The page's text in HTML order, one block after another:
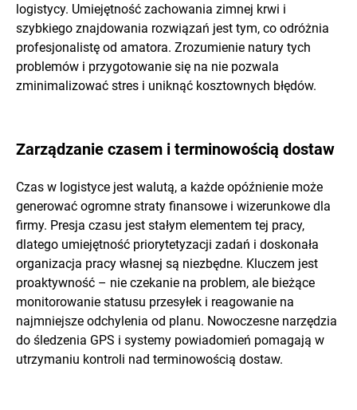
logistycy. Umiejętność zachowania zimnej krwi i
szybkiego znajdowania rozwiązań jest tym, co odróżnia
profesjonalistę od amatora. Zrozumienie natury tych
problemów i przygotowanie się na nie pozwala
zminimalizować stres i uniknąć kosztownych błędów.
Zarządzanie czasem i terminowością dostaw
Czas w logistyce jest walutą, a każde opóźnienie może
generować ogromne straty finansowe i wizerunkowe dla
firmy. Presja czasu jest stałym elementem tej pracy,
dlatego umiejętność priorytetyzacji zadań i doskonała
organizacja pracy własnej są niezbędne. Kluczem jest
proaktywność – nie czekanie na problem, ale bieżące
monitorowanie statusu przesyłek i reagowanie na
najmniejsze odchylenia od planu. Nowoczesne narzędzia
do śledzenia GPS i systemy powiadomień pomagają w
utrzymaniu kontroli nad terminowością dostaw.